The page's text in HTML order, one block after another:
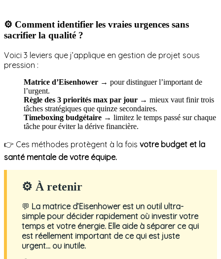
⚙️ Comment identifier les vraies urgences sans
sacrifier la qualité ?
Voici 3 leviers que j’applique en gestion de projet sous
pression :
Matrice d’Eisenhower → pour distinguer l’important de
l’urgent.
Règle des 3 priorités max par jour → mieux vaut finir trois
tâches stratégiques que quinze secondaires.
Timeboxing budgétaire → limitez le temps passé sur chaque
tâche pour éviter la dérive financière.
👉 Ces méthodes protègent à la fois votre budget et la
santé mentale de votre équipe.
⚙ À retenir
💬 La matrice d’Eisenhower est un outil ultra-
simple pour décider rapidement où investir votre
temps et votre énergie. Elle aide à séparer ce qui
est réellement important de ce qui est juste
urgent… ou inutile.